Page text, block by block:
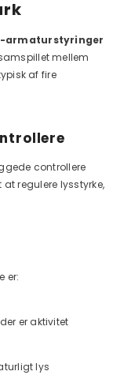
armaturstyringer
mellem
af fire
controllere
regulere lysstyrke,
er:
er aktivitet
lys